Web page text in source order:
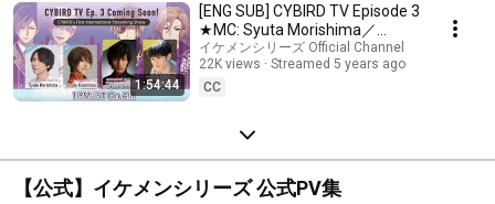
1:54:44
[ENG SUB] CYBIRD TV Episode 3
★MC: Syuta Morishima／
Guest: Kazuki Kato,Chiharu
Sawashiro
イケメンシリーズ Official Channel
22K views
Streamed 5 years ago
CC
【公式】イケメンシリーズ 公式PV集